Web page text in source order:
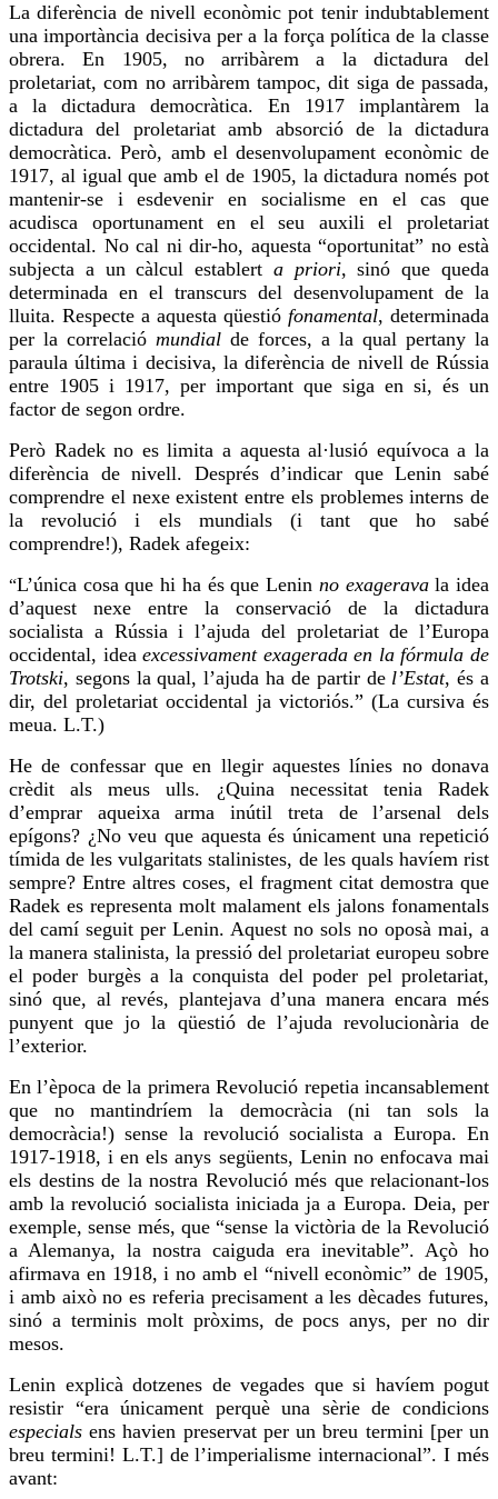
La diferència de nivell econòmic pot tenir indubtablement
una importància decisiva per a la força política de la classe
obrera. En 1905, no arribàrem a la dictadura del
proletariat, com no arribàremtampoc, dit siga de passada,
a la dictadura democràtica. En 1917 implantàrem la
dictadura del proletariat amb absorció de la dictadura
democràtica. Però, amb el desenvolupament econòmic de
1917, al igual que amb el de 1905, la dictadura només pot
mantenir-se i esdevenir en socialisme en el cas que
acudisca oportunament en el seu auxili el proletariat
occidental. No cal ni dir-ho, aquesta “oportunitat” no està
subjecta a un càlcul establert a priori, sinó que queda
determinada en el transcurs del desenvolupament de la
lluita. Respecte a aquesta qüestió fonamental, determinada
per la correlació mundial de forces, a la qual pertany la
paraula última i decisiva, la diferència de nivell de Rússia
entre 1905 i 1917, per important que siga en si, és un
factor de segon ordre.
Però Radek no es limita a aquesta al·lusió equívoca a la
diferència de nivell. Després d’indicar que Lenin sabé
comprendre el nexe existent entre els problemes interns de
la revolució i els mundials (i tant que ho sabé
comprendre!), Radek afegeix:
“L’única cosa que hi ha és que Lenin no exageravala idea
d’aquest nexe entre la conservació de la dictadura
socialista a Rússia i l’ajuda del proletariat de l’Europa
occidental, ideaexcessivament exagerada en la fórmula de
Trotski, segons la qual, l’ajuda ha de partir de l’Estat, és a
dir, del proletariat occidental ja victoriós.” (La cursiva és
meua. L.T.)
He de confessar que en llegir aquestes línies no donava
crèdit als meus ulls. ¿Quina necessitat tenia Radek
d’emprar aqueixa arma inútil treta de l’arsenal dels
epígons? ¿Noveu que aquesta és únicament una repetició
tímida de les vulgaritats stalinistes, de les quals havíem rist
sempre? Entre altres coses, el fragment citat demostra que
Radek es representa molt malament els jalons fonamentals
del camí seguit per Lenin. Aquest no sols no oposà mai, a
la manera stalinista, la pressió del proletariat europeu sobre
el poder burgès a la conquista del poder pel proletariat,
sinó que, al revés, plantejava d’una manera encara més
punyent que jo la qüestió de l’ajuda revolucionària de
l’exterior.
En l’època de la primera Revolució repetia incansablement
que no mantindríem la democràcia (ni tan sols la
democràcia!) sense la revolució socialista a Europa. En
1917-1918, i en els anys següents, Lenin no enfocava mai
els destins de la nostra Revolució més que relacionant-los
amb la revolució socialista iniciada ja a Europa. Deia, per
exemple, sense més, que “sense la victòria de la Revolució
a Alemanya, la nostra caiguda era inevitable”. Açò ho
afirmava en 1918, i no amb el “nivell econòmic” de 1905,
i amb això no es referia precisament a les dècades futures,
sinó a terminis molt pròxims, de pocs anys, per no dir
mesos.
Lenin explicà dotzenes de vegades que si havíem pogut
resistir “era únicament perquè una sèrie de condicions
especials ens havien preservat per un breu termini [per un
breu termini! L.T.] de l’imperialisme internacional”. I més
avant: